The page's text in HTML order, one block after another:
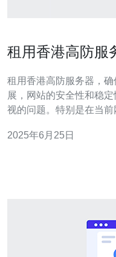
租用香港高防服
租用香港高防服务器，确保网站安
展，网站的安全性和稳
视的问题。特别是在当
确保网站的安全和稳定，
2025年6月25日